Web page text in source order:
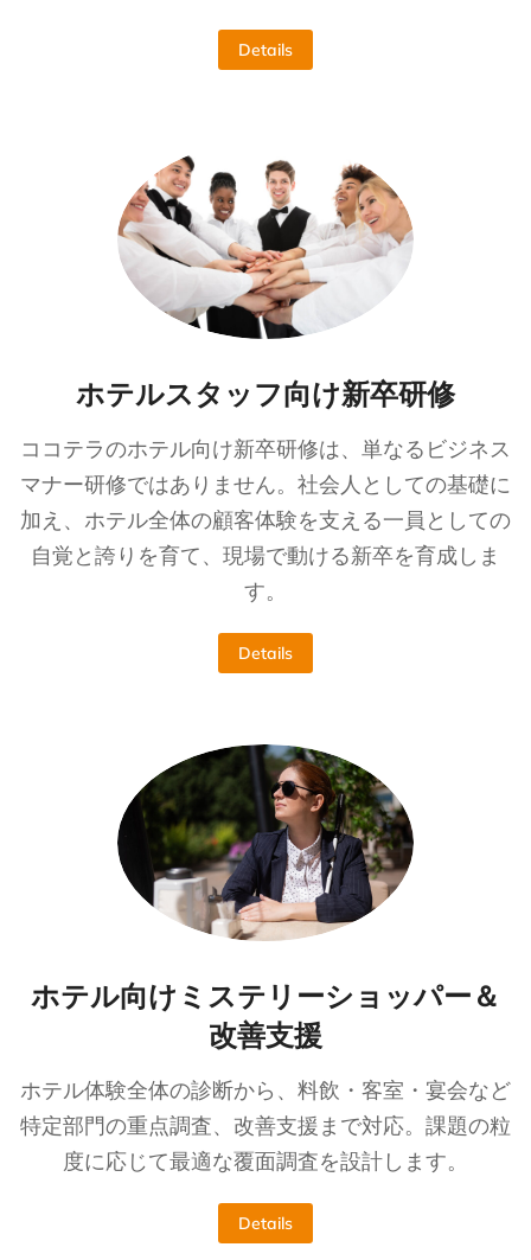
Details
ホテルスタッフ向け新卒研修
ココテラのホテル向け新卒研修は、単なるビジネス
マナー研修ではありません。社会人としての基礎に
加え、ホテル全体の顧客体験を支える一員としての
自覚と誇りを育て、現場で動ける新卒を育成しま
す。
Details
ホテル向けミステリーショッパー＆
改善支援
ホテル体験全体の診断から、料飲・客室・宴会など
特定部門の重点調査、改善支援まで対応。課題の粒
度に応じて最適な覆面調査を設計します。
Details